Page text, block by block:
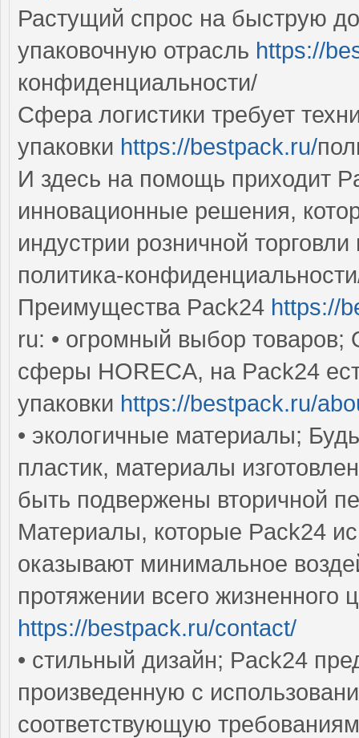
Растущий спрос на быструю
упаковочную отрасль https://
конфиденциальности/
Сфера логистики требует
упаковки https://bestpack.ru/
И здесь на помощь приходит
инновационные решения,
индустрии розничной
политика-
Преимущества Pack24 https://
ru: • огромный выбор товаров;
сферы HORECA, на Pack24
упаковки https://bestpack.ru/
• экологичные материалы;
пластик, материалы
быть подвержены вторичной
Материалы, которые Pack24
оказывают минимальное
протяжении всего жизненного
https://bestpack.ru/contact/
• стильный дизайн; Pack24
произведенную с
соответствующую